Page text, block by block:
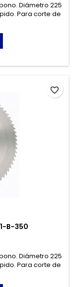
Diámetro 225
Para corte de
construcción.
B-350
Diámetro 225
Para corte de
construcción.
favorite_border